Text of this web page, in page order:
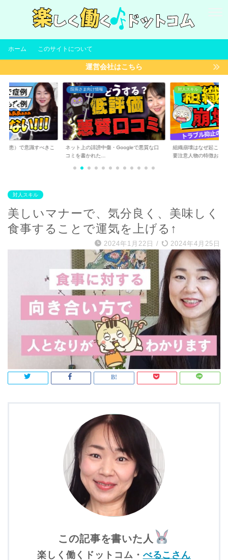
ホーム このサイトについて
運営会社はこちら
集患）で意識すべきこ
院長さま向け情報
ネット上の誹謗中傷・Googleで悪質な口
コミを書かれた...
対人スキル
組織崩壊はなぜ起こる
要注意人物の特徴お...
対人スキル
美しいマナーで、気分良く、美味しく
食事することで運気を上げる↑
2024年1月22日 / 2024年4月25日
この記事を書いた人
楽しく働くドットコム・ べるこさん